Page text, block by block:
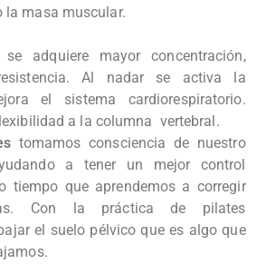
la masa muscular.
se adquiere mayor concentración,
Al nadar se activa la
el sistema cardiorespiratorio.
a la columna vertebral.
tomamos consciencia de nuestro
a tener un mejor control
tiempo que aprendemos a corregir
Con la práctica de pilates
el suelo pélvico que es algo que